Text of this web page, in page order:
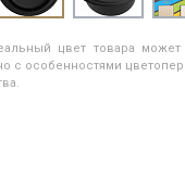
цвет товара
с особенностями